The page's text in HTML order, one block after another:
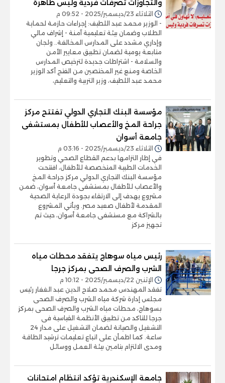
والتجاوزات تصرفات فردية وليس ظاهرة
الثلاثاء 23/ديسمبر/2025 - 09:52 م
- الوزير محمد عبد اللطيف: إجراءات حازمة لحماية
الطلاب وضمان بيئة تعليمية آمنة - إشراف مالي
وإداري مشدد على المدارس المخالفة.. ولجان
متابعة يومية لضمان تطبيق معايير الأمن
والسلامة - اشتراطات جديدة لترخيص المدارس
الخاصة ومنع غير المختصين من الفتح أكد الوزير
محمد عبد اللطيف، وزير التربية والتعليم،
مؤسسة البنك التجاري الدولي تفتتح مركز
جراحة المخ والأعصاب للأطفال بمستشفى
جامعة أسوان
الثلاثاء 23/ديسمبر/2025 - 03:16 م
في إطار التزامها بدعم القطاع الصحي وتطوير
الخدمات الطبية المتخصصة للأطفال، افتتحت
مؤسسة البنك التجاري الدولي مركز جراحة المخ
والأعصاب للأطفال بمستشفى جامعة أسوان، ضمن
مشروع يهدف إلى الارتقاء بجودة الرعاية الصحية
المقدمة لأطفال صعيد مصر. ويأتي المشروع
بالشراكة مع مستشفى جامعة أسوان، حيث تم
تجهيز مركز
رئيس مياه سوهاج يتفقد محطات مياه
الشرب والصرف الصحى بمركز جرجا
الإثنين 22/ديسمبر/2025 - 10:12 م
تفقد المهندس محمد صلاح الدين عبد الغفار رئيس
مجلس إدارة شركة مياه الشرب والصرف الصحى
بسوهاج، محطات مياه الشرب والصرف الصحى بمركز
جرجا للتاكد من تطبيق الأنظمة القياسية فى
التشغيل والصيانة لضمان التشغيل على مدار 24
ساعة. كما اطمأن على اتباع تعليمات ترشيد الطاقة
ومدى الالتزام بتامين بيئة العمل ووسائل
جامعة الإسكندرية تؤكد انتظام امتحانات